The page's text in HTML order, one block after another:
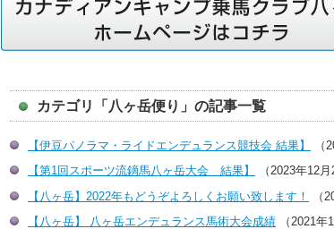
カテゴリ「八ヶ岳便り」の記事一覧
【伊豆パノラマ・ライドエンデュランス競技会 結果】
（
【第1回スポーツ流鏑馬八ヶ岳大会 結果】
（2023年12月
【八ヶ岳】2022年もどうぞよろしくお願い致します！
（
【八ヶ岳】 八ヶ岳エンデュランス馬術大会成績 （2021年